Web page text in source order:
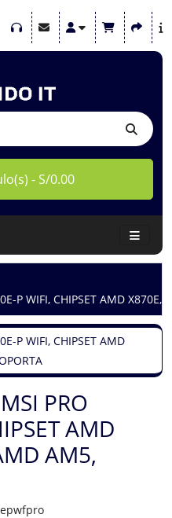
- S/0.00
P WIFI, CHIPSET AMD X870E,
PRO
AMD
AM5,